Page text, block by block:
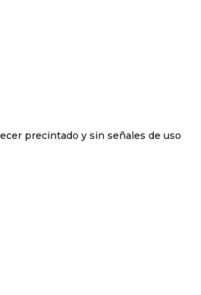
precintado y sin señales de uso